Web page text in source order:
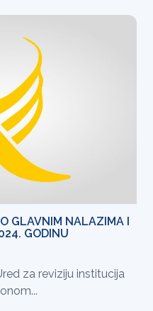
GLAVNIM NALAZIMA I
GODINU
za reviziju institucija